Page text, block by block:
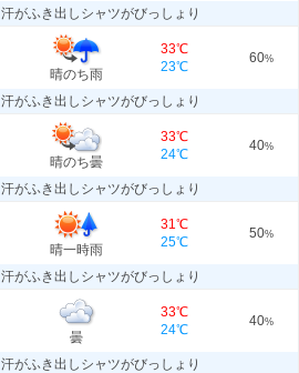
汗がふき出しシャツがびっしょり
晴のち雨
33℃
23℃
60%
汗がふき出しシャツがびっしょり
晴のち曇
33℃
24℃
40%
汗がふき出しシャツがびっしょり
晴一時雨
31℃
25℃
50%
汗がふき出しシャツがびっしょり
曇
33℃
24℃
40%
汗がふき出しシャツがびっしょり